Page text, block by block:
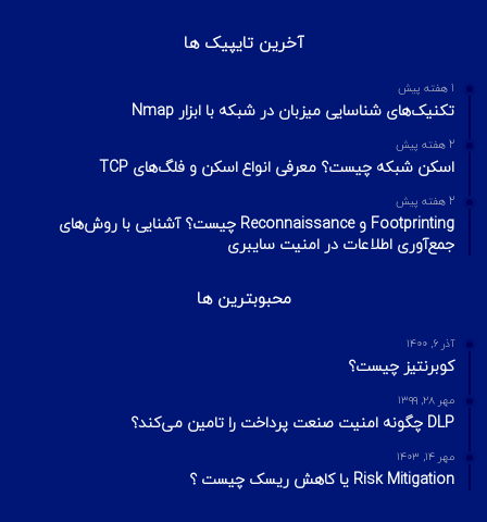
آخرین تایپیک ها
1 هفته پیش
تکنیک‌های شناسایی میزبان در شبکه با ابزار Nmap
2 هفته پیش
اسکن شبکه چیست؟ معرفی انواع اسکن و فلگ‌های TCP
2 هفته پیش
Footprinting و Reconnaissance چیست؟ آشنایی با روش‌های
جمع‌آوری اطلاعات در امنیت سایبری
محبوبترین ها
آذر ۶, ۱۴۰۰
کوبرنتیز چیست؟
مهر ۲۸, ۱۳۹۹
DLP چگونه امنیت صنعت پرداخت را تامین می‌کند؟
مهر ۱۴, ۱۴۰۳
Risk Mitigation یا کاهش ریسک چیست ؟